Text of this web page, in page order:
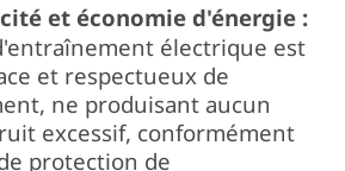
et économie d'énergie :
électrique est
et respectueux de
ne produisant aucun
excessif, conformément
protection de